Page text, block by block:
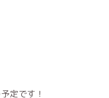
定です！